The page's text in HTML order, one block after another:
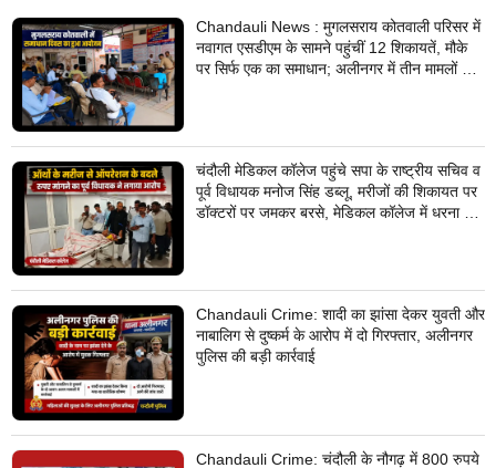
Chandauli News : मुगलसराय कोतवाली परिसर में
नवागत एसडीएम के सामने पहुंचीं 12 शिकायतें, मौके
पर सिर्फ एक का समाधान; अलीनगर में तीन मामलों का
चंदौली मेडिकल कॉलेज पहुंचे सपा के राष्ट्रीय सचिव व
पूर्व विधायक मनोज सिंह डब्लू, मरीजों की शिकायत पर
डॉक्टरों पर जमकर बरसे, मेडिकल कॉलेज में धरना देने
Chandauli Crime: शादी का झांसा देकर युवती और
नाबालिग से दुष्कर्म के आरोप में दो गिरफ्तार, अलीनगर
पुलिस की बड़ी कार्रवाई
Chandauli Crime: चंदौली के नौगढ़ में 800 रुपये